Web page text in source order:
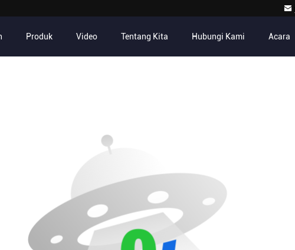
Produk Video Tentang Kita Hubungi Kami Acara